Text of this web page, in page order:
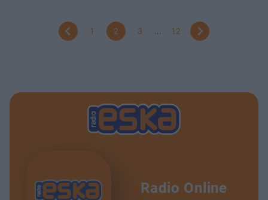
1 2 3 12
Radio Online